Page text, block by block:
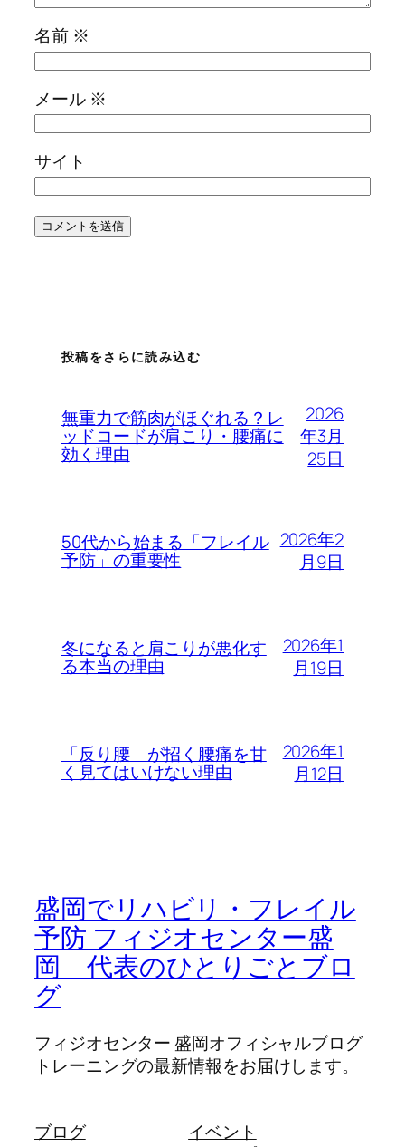
名前 ※
メール ※
サイト
投稿をさらに読み込む
無重力で筋肉がほぐれる？レ
ッドコードが肩こり・腰痛に
効く理由
2026
年3月
25日
50代から始まる「フレイル
予防」の重要性
2026年2
月9日
冬になると肩こりが悪化す
る本当の理由
2026年1
月19日
「反り腰」が招く腰痛を甘
く見てはいけない理由
2026年1
月12日
盛岡でリハビリ・フレイル
予防 フィジオセンター盛
岡 代表のひとりごとブロ
グ
フィジオセンター 盛岡オフィシャルブログ
トレーニングの最新情報をお届けします。
ブログ
イベント